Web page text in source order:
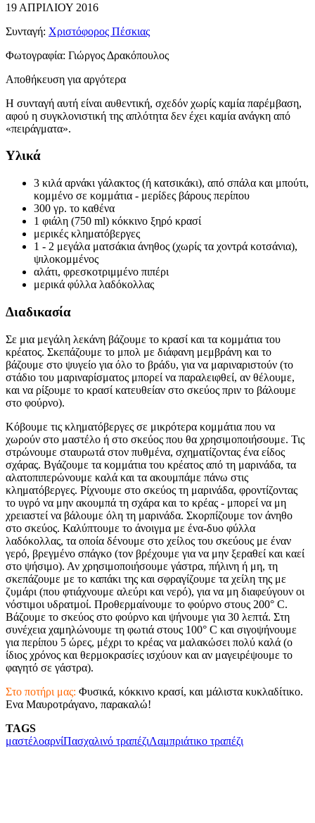
19 ΑΠΡΙΛΙΟΥ 2016
Συνταγή: Χριστόφορος Πέσκιας
Φωτογραφία: Γιώργος Δρακόπουλος
Αποθήκευση για αργότερα
Η συνταγή αυτή είναι αυθεντική, σχεδόν χωρίς καμία παρέμβαση,
αφού η συγκλονιστική της απλότητα δεν έχει καμία ανάγκη από
«πειράγματα».
Υλικά
3 κιλά αρνάκι γάλακτος (ή κατσικάκι), από σπάλα και μπούτι,
κομμένο σε κομμάτια - μερίδες βάρους περίπου
300 γρ. το καθένα
1 φιάλη (750 ml) κόκκινο ξηρό κρασί
μερικές κληματόβεργες
1 - 2 μεγάλα ματσάκια άνηθος (χωρίς τα χοντρά κοτσάνια),
ψιλοκομμένος
αλάτι, φρεσκοτριμμένο πιπέρι
μερικά φύλλα λαδόκολλας
Διαδικασία
Σε μια μεγάλη λεκάνη βάζουμε το κρασί και τα κομμάτια του
κρέατος. Σκεπάζουμε το μπολ με διάφανη μεμβράνη και το
βάζουμε στο ψυγείο για όλο το βράδυ, για να μαριναριστούν (το
στάδιο του μαριναρίσματος μπορεί να παραλειφθεί, αν θέλουμε,
και να ρίξουμε το κρασί κατευθείαν στο σκεύος πριν το βάλουμε
στο φούρνο).
Κόβουμε τις κληματόβεργες σε μικρότερα κομμάτια που να
χωρούν στο μαστέλο ή στο σκεύος που θα χρησιμοποιήσουμε. Τις
στρώνουμε σταυρωτά στον πυθμένα, σχηματίζοντας ένα είδος
σχάρας. Βγάζουμε τα κομμάτια του κρέατος από τη μαρινάδα, τα
αλατοπιπερώνουμε καλά και τα ακουμπάμε πάνω στις
κληματόβεργες. Ρίχνουμε στο σκεύος τη μαρινάδα, φροντίζοντας
το υγρό να μην ακουμπά τη σχάρα και το κρέας - μπορεί να μη
χρειαστεί να βάλουμε όλη τη μαρινάδα. Σκορπίζουμε τον άνηθο
στο σκεύος. Καλύπτουμε το άνοιγμα με ένα-δυο φύλλα
λαδόκολλας, τα οποία δένουμε στο χείλος του σκεύους με έναν
γερό, βρεγμένο σπάγκο (τον βρέχουμε για να μην ξεραθεί και καεί
στο ψήσιμο). Αν χρησιμοποιήσουμε γάστρα, πήλινη ή μη, τη
σκεπάζουμε με το καπάκι της και σφραγίζουμε τα χείλη της με
ζυμάρι (που φτιάχνουμε αλεύρι και νερό), για να μη διαφεύγουν οι
νόστιμοι υδρατμοί. Προθερμαίνουμε το φούρνο στους 200° C.
Βάζουμε το σκεύος στο φούρνο και ψήνουμε για 30 λεπτά. Στη
συνέχεια χαμηλώνουμε τη φωτιά στους 100° C και σιγοψήνουμε
για περίπου 5 ώρες, μέχρι το κρέας να μαλακώσει πολύ καλά (ο
ίδιος χρόνος και θερμοκρασίες ισχύουν και αν μαγειρέψουμε το
φαγητό σε γάστρα).
Στο ποτήρι μας: Φυσικά, κόκκινο κρασί, και µάλιστα κυκλαδίτικο.
Ενα Μαυροτράγανο, παρακαλώ!
TAGS
μαστέλοαρνίΠασχαλινό τραπέζιΛαμπριάτικο τραπέζι